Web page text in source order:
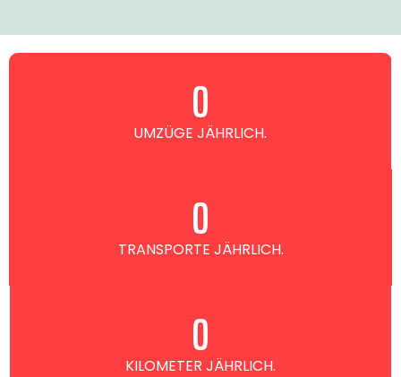
UMZÜGE JÄHRLICH.
0
TRANSPORTE JÄHRLICH.
0
KILOMETER JÄHRLICH.
0